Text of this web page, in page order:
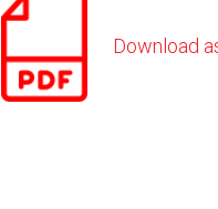
Download